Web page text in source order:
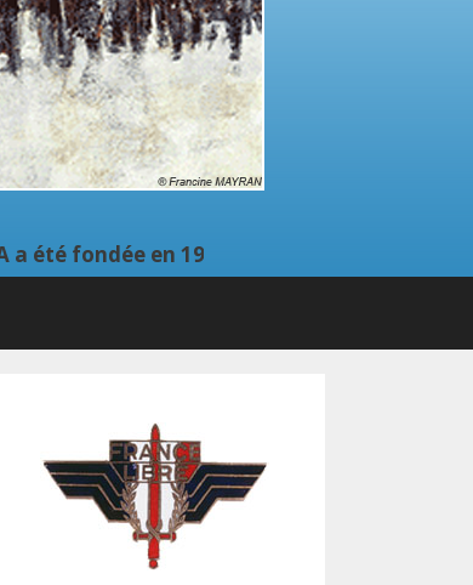
fondée en 1945. Lui succédait en 2000,